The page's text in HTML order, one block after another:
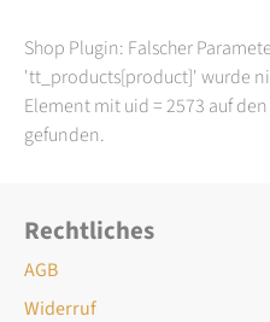
Shop Plugin: Falscher
'tt_products[product]' wurde
Element mit uid = 2573 auf
gefunden.
Rechtliches
AGB
Widerruf